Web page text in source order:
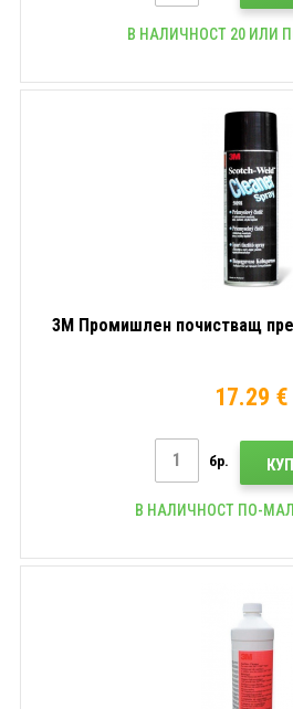
В НАЛИЧНОСТ 20 ИЛИ
3M Промишлен почистващ
17.29 €
бр.
В НАЛИЧНОСТ ПО-